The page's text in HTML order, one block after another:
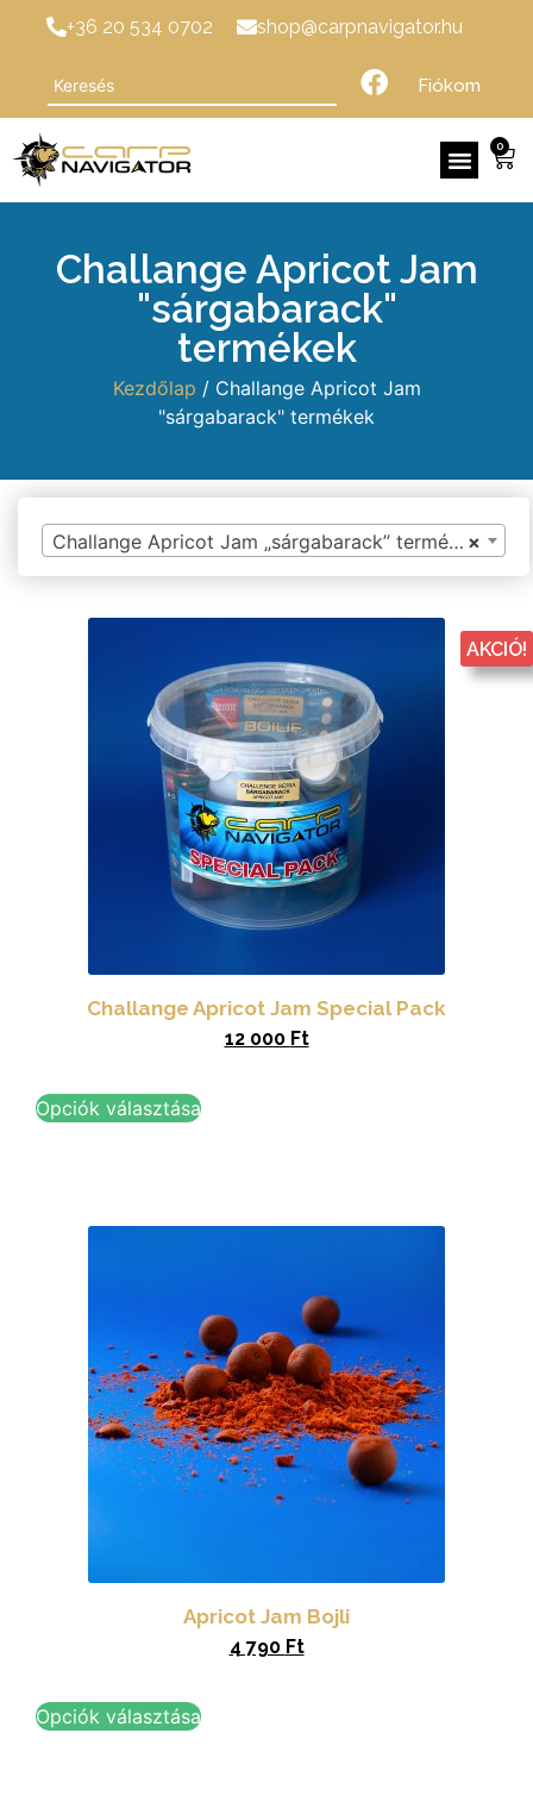
+36 20 534 0702 shop@carpnavigator.hu
Fiókom
0
Challange Apricot Jam
"sárgabarack"
termékek
Kezdőlap / Challange Apricot Jam
"sárgabarack" termékek
AKCIÓ!
Challange Apricot Jam Special Pack
12 000 Ft
Opciók választása
Apricot Jam Bojli
4 790 Ft
Opciók választása
×
Challange Apricot Jam „sárgabarack” termékek